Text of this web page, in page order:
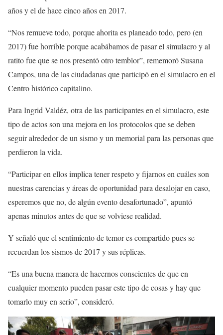
años y el de hace cinco años en 2017.
“Nos remueve todo, porque ahorita es planeado todo, pero (en
2017) fue horrible porque acabábamos de pasar el simulacro y al
ratito fue que se nos presentó otro temblor”, rememoró Susana
Campos, una de las ciudadanas que participó en el simulacro en el
Centro histórico capitalino.
Para Ingrid Valdéz, otra de las participantes en el simulacro, este
tipo de actos son una mejora en los protocolos que se deben
seguir alrededor de un sismo y un memorial para las personas que
perdieron la vida.
“Participar en ellos implica tener respeto y fijarnos en cuáles son
nuestras carencias y áreas de oportunidad para desalojar en caso,
esperemos que no, de algún evento desafortunado”, apuntó
apenas minutos antes de que se volviese realidad.
Y señaló que el sentimiento de temor es compartido pues se
recuerdan los sismos de 2017 y sus réplicas.
“Es una buena manera de hacernos conscientes de que en
cualquier momento pueden pasar este tipo de cosas y hay que
tomarlo muy en serio”, consideró.